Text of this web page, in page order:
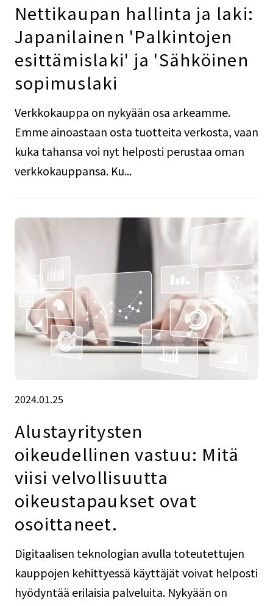
Nettikaupan hallinta ja laki:
Japanilainen 'Palkintojen
esittämislaki' ja 'Sähköinen
sopimuslaki
Verkkokauppa on nykyään osa arkeamme.
Emme ainoastaan osta tuotteita verkosta, vaan
kuka tahansa voi nyt helposti perustaa oman
verkkokauppansa. Ku...
2024.01.25
Alustayritysten
oikeudellinen vastuu: Mitä
viisi velvollisuutta
oikeustapaukset ovat
osoittaneet.
Digitaalisen teknologian avulla toteutettujen
kauppojen kehittyessä käyttäjät voivat helposti
hyödyntää erilaisia palveluita. Nykyään on